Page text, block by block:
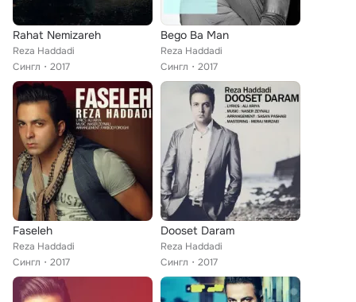
Rahat Nemizareh
Reza Haddadi
Сингл
2017
Bego Ba Man
Reza Haddadi
Сингл
2017
Faseleh
Reza Haddadi
Сингл
2017
Dooset Daram
Reza Haddadi
Сингл
2017